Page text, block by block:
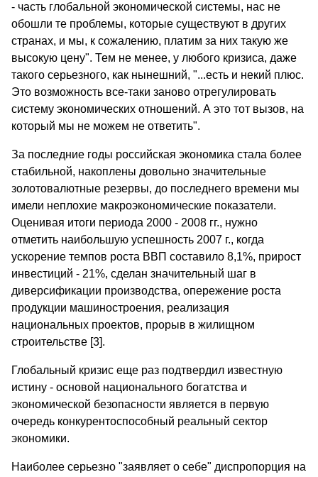
- часть глобальной экономической системы, нас не
обошли те проблемы, которые существуют в других
странах, и мы, к сожалению, платим за них такую же
высокую цену". Тем не менее, у любого кризиса, даже
такого серьезного, как нынешний, "...есть и некий плюс.
Это возможность все-таки заново отрегулировать
систему экономических отношений. А это тот вызов, на
который мы не можем не ответить".
За последние годы российская экономика стала более
стабильной, накоплены довольно значительные
золотовалютные резервы, до последнего времени мы
имели неплохие макроэкономические показатели.
Оценивая итоги периода 2000 - 2008 гг., нужно
отметить наибольшую успешность 2007 г., когда
ускорение темпов роста ВВП составило 8,1%, прирост
инвестиций - 21%, сделан значительный шаг в
диверсификации производства, опережение роста
продукции машиностроения, реализация
национальных проектов, прорыв в жилищном
строительстве [3].
Глобальный кризис еще раз подтвердил известную
истину - основой национального богатства и
экономической безопасности является в первую
очередь конкурентоспособный реальный сектор
экономики.
Наиболее серьезно "заявляет о себе" диспропорция на